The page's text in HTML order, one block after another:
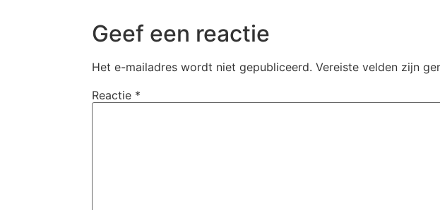
Geef een reactie
Het e-mailadres wordt niet gepubliceerd. Vereiste velden zijn
Reactie *